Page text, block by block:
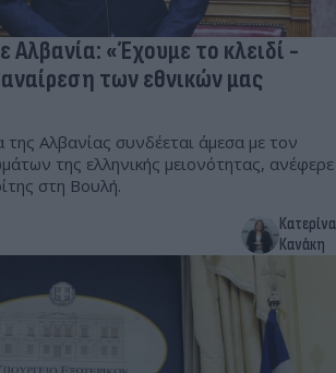
Αλβανία: «Έχουμε το κλειδί -
των εθνικών μας
Αλβανίας συνδέεται άμεσα με τον
της ελληνικής μειονότητας, ανέφερε
στη Βουλή.
Κατερίνα
Κανάκη